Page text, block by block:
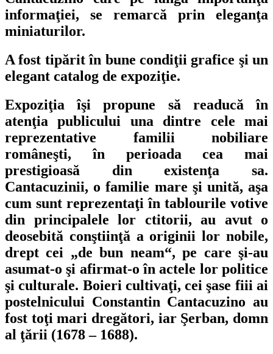
informaţiei, se remarcă prin eleganţa
miniaturilor.
A fost tipărit în bune condiţii grafice şi un
elegant catalog de expoziţie.
Expoziţia îşi propune să readucă în
atenţia publicului una dintre cele mai
reprezentative familii nobiliare
româneşti, în perioada cea mai
prestigioasă din existenţa sa.
Cantacuzinii, o familie mare şi unită, aşa
cum sunt reprezentaţi în tablourile votive
din principalele lor ctitorii, au avut o
deosebită conştiinţă a originii lor nobile,
drept cei „de bun neam“, pe care şi-au
asumat-o şi afirmat-o în actele lor politice
şi culturale. Boieri cultivaţi, cei şase fiii ai
postelnicului Constantin Cantacuzino au
fost toţi mari dregători, iar Şerban, domn
al ţării (1678 – 1688).